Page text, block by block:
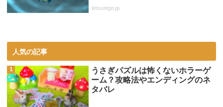
leisurego.jp
人気の記事
うさぎパズルは怖くないホラーゲ
ーム？攻略法やエンディングのネ
タバレ